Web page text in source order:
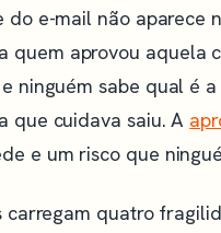
e-mail não aparece
quem aprovou aquela
ninguém sabe qual é
que cuidava saiu. A
e um risco que
carregam quatro